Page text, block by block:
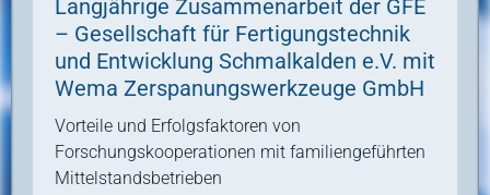
Langjährige Zusammenarbeit der GFE
– Gesellschaft für Fertigungstechnik
und Entwicklung Schmalkalden e.V. mit
Wema Zerspanungswerkzeuge GmbH
Vorteile und Erfolgsfaktoren von
Forschungskooperationen mit familiengeführten
Mittelstandsbetrieben